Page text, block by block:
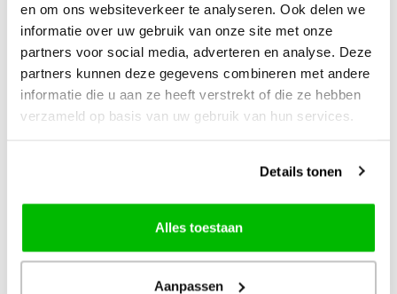
en om ons websiteverkeer te analyseren. Ook delen we
informatie over uw gebruik van onze site met onze
partners voor social media, adverteren en analyse. Deze
partners kunnen deze gegevens combineren met andere
informatie die u aan ze heeft verstrekt of die ze hebben
verzameld op basis van uw gebruik van hun services.
Details tonen
Alles toestaan
Aanpassen
Geschikt voor 48 conens
garen
€27,50
+
Opbergbox voor garens
€12,99
+